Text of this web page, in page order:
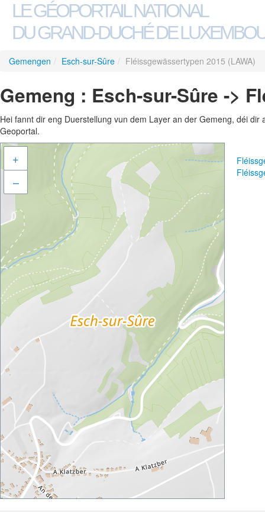
LE GÉOPORTAIL NATIONAL
DU GRAND-DUCHÉ DE
Gemengen / Esch-sur-Sûre / Fléissgewässertypen 2015 (LAWA)
Gemeng : Esch-sur-Sûre ->
Hei fannt dir eng Duerstellung vun dem Layer an der Gemeng, déi
Geoportal.
+
–